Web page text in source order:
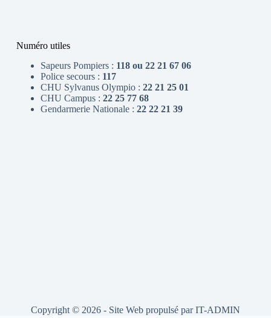
Numéro utiles
Sapeurs Pompiers : 118 ou 22 21 67 06
Police secours : 117
CHU Sylvanus Olympio : 22 21 25 01
CHU Campus : 22 25 77 68
Gendarmerie Nationale : 22 22 21 39
Copyright © 2026 - Site Web propulsé parIT-ADMIN